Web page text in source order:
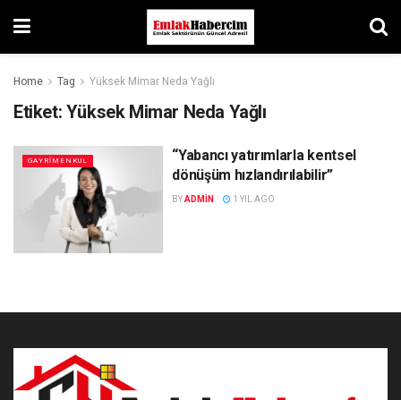
Home Tag Yüksek Mimar Neda Yağlı
Etiket: Yüksek Mimar Neda Yağlı
GAYRIMENKUL
“Yabancı yatırımlarla kentsel
dönüşüm hızlandırılabilir”
BYADMIN 1 YIL AGO